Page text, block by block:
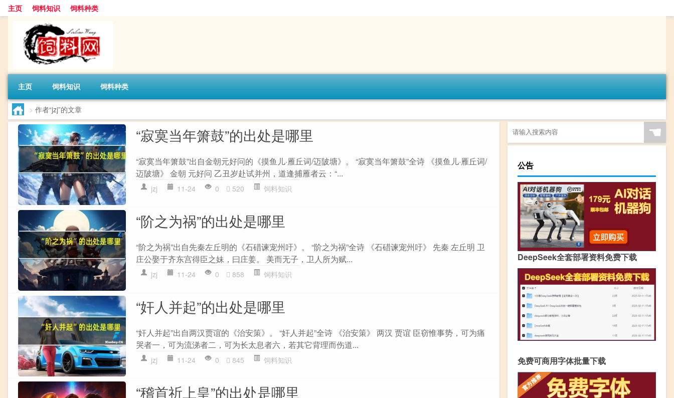
主页 饲料知识 饲料种类
主页 饲料知识 饲料种类
> 作者“jzj”的文章
“寂寞当年箫鼓”的出处是哪里
“寂寞当年箫鼓”出自金朝元好问的《摸鱼儿·雁丘词/迈陂塘》。 “寂寞当年箫鼓”全诗 《摸鱼儿·雁丘词/
迈陂塘》 金朝 元好问 乙丑岁赴试并州，道逢捕雁者云：“...
jzj 11-24 0 520 饲料知识
“阶之为祸”的出处是哪里
“阶之为祸”出自先秦左丘明的《石碏谏宠州吁》。 “阶之为祸”全诗 《石碏谏宠州吁》 先秦 左丘明 卫
庄公娶于齐东宫得臣之妹，曰庄姜。 美而无子，卫人所为赋...
jzj 11-24 0 858 饲料知识
“奸人并起”的出处是哪里
“奸人并起”出自两汉贾谊的《治安策》。 “奸人并起”全诗 《治安策》 两汉 贾谊 臣窃惟事势，可为痛
哭者一，可为流涕者二，可为长太息者六，若其它背理而伤道...
jzj 11-24 0 845 饲料知识
“稽首祈上皇”的出处是哪里
☚
公告
DeepSeek全套部署资料免费下载
免费可商用字体批量下载